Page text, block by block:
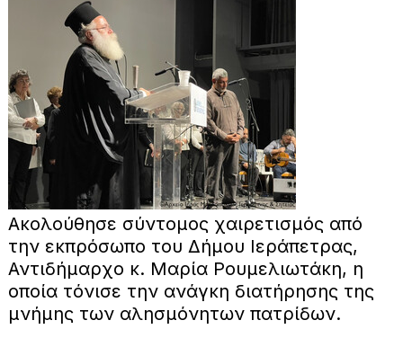
Ακολούθησε σύντομος χαιρετισμός από
την εκπρόσωπο του Δήμου Ιεράπετρας,
Αντιδήμαρχο κ. Μαρία Ρουμελιωτάκη, η
οποία τόνισε την ανάγκη διατήρησης της
μνήμης των αλησμόνητων πατρίδων.